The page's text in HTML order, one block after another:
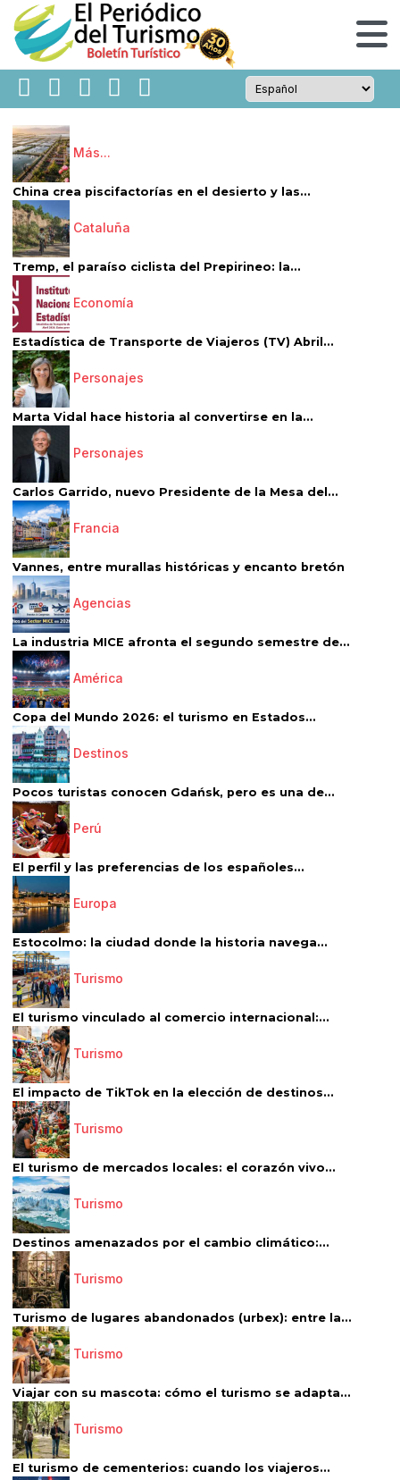
Más...
China crea piscifactorías en el desierto y las...
Cataluña
Tremp, el paraíso ciclista del Prepirineo: la...
Economía
Estadística de Transporte de Viajeros (TV) Abril...
Personajes
Marta Vidal hace historia al convertirse en la...
Personajes
Carlos Garrido, nuevo Presidente de la Mesa del...
Francia
Vannes, entre murallas históricas y encanto bretón
Agencias
La industria MICE afronta el segundo semestre de...
América
Copa del Mundo 2026: el turismo en Estados...
Destinos
Pocos turistas conocen Gdańsk, pero es una de...
Perú
El perfil y las preferencias de los españoles...
Europa
Estocolmo: la ciudad donde la historia navega...
Turismo
El turismo vinculado al comercio internacional:...
Turismo
El impacto de TikTok en la elección de destinos...
Turismo
El turismo de mercados locales: el corazón vivo...
Turismo
Destinos amenazados por el cambio climático:...
Turismo
Turismo de lugares abandonados (urbex): entre la...
Turismo
Viajar con su mascota: cómo el turismo se adapta...
Turismo
El turismo de cementerios: cuando los viajeros...